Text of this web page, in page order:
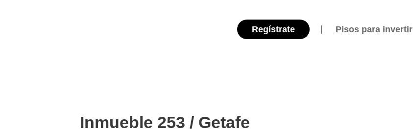
Regístrate Pisos para invertir
Inmueble 253 / Getafe